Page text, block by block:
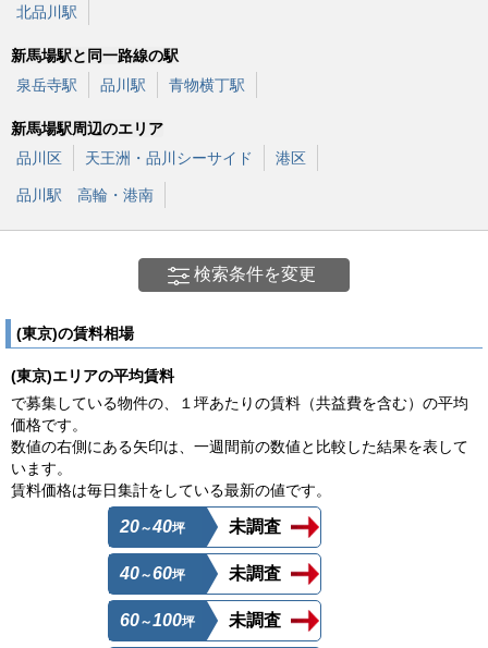
北品川駅
新馬場駅と同一路線の駅
泉岳寺駅
品川駅 青物横丁駅
新馬場駅周辺のエリア
品川区
天王洲・品川シーサイド 港区
品川駅 高輪・港南
検索条件を変更
(東京)の賃料相場
(東京)エリアの平均賃料
で募集している物件の、１坪あたりの賃料（共益費を含む）の平均
価格です。
数値の右側にある矢印は、一週間前の数値と比較した結果を表して
います。
賃料価格は毎日集計をしている最新の値です。
20～40坪 未調査
40～60坪 未調査
60～100坪 未調査